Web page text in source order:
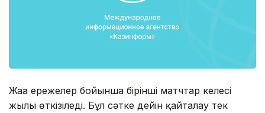
Жаңа ережелер бойынша бірінші матчтар келесі
жылы өткізіледі. Бұл сәтке дейін қайталау тек